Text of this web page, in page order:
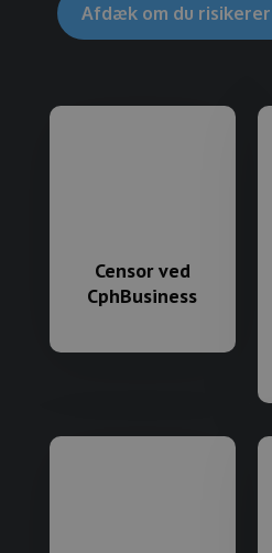
Afdæk om du
Censor ved
CphBusiness